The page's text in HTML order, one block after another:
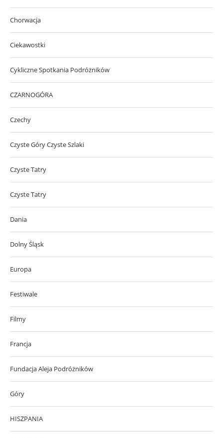
Chorwacja
Ciekawostki
Cykliczne Spotkania Podróżników
CZARNOGÓRA
Czechy
Czyste Góry Czyste Szlaki
Czyste Tatry
Czyste Tatry
Dania
Dolny Śląsk
Europa
Festiwale
Filmy
Francja
Fundacja Aleja Podróżników
Góry
HISZPANIA